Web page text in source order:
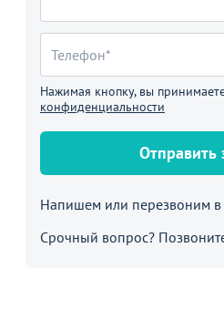
Нажимая кнопку, вы
конфиденциальности
Отправить
Напишем или перезвоним в
Срочный вопрос?